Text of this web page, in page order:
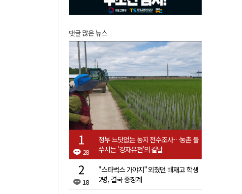
댓글 많은 뉴스
28
정부 느닷없는 농지 전수조사…농촌 들
쑤시는 '경자유전'의 칼날
18
"스타벅스 가야지" 외쳤던 배재고 학생
2명, 결국 중징계